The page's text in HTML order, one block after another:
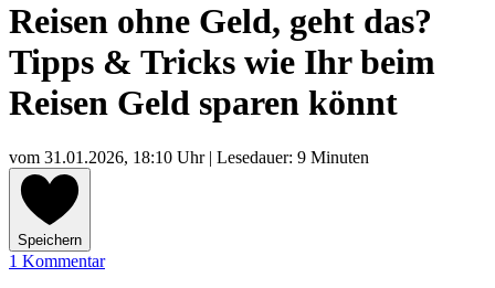
Reisen ohne Geld, geht das?
Tipps & Tricks wie Ihr beim
Reisen Geld sparen könnt
vom 31.01.2026, 18:10 Uhr| Lesedauer: 9 Minuten
Speichern
1 Kommentar